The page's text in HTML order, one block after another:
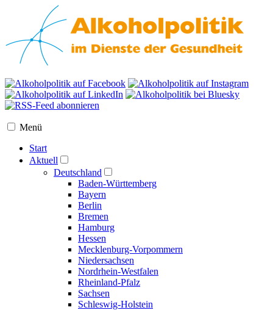
Menü
Start
Aktuell
Deutschland
Baden-Württemberg
Bayern
Berlin
Bremen
Hamburg
Hessen
Mecklenburg-Vorpommern
Niedersachsen
Nordrhein-Westfalen
Rheinland-Pfalz
Sachsen
Schleswig-Holstein